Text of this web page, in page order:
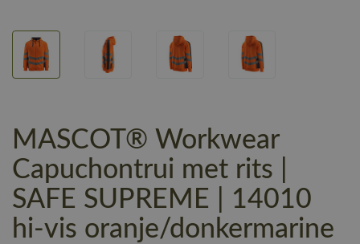
MASCOT® Workwear
Capuchontrui met rits |
SAFE SUPREME | 14010
hi-vis oranje/donkermarine